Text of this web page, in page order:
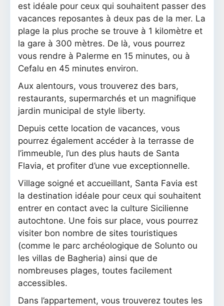
est idéale pour ceux qui souhaitent passer des
vacances reposantes à deux pas de la mer. La
plage la plus proche se trouve à 1 kilomètre et
la gare à 300 mètres. De là, vous pourrez
vous rendre à Palerme en 15 minutes, ou à
Cefalu en 45 minutes environ.
Aux alentours, vous trouverez des bars,
restaurants, supermarchés et un magnifique
jardin municipal de style liberty.
Depuis cette location de vacances, vous
pourrez également accéder à la terrasse de
l’immeuble, l’un des plus hauts de Santa
Flavia, et profiter d’une vue exceptionnelle.
Village soigné et accueillant, Santa Favia est
la destination idéale pour ceux qui souhaitent
entrer en contact avec la culture Sicilienne
autochtone. Une fois sur place, vous pourrez
visiter bon nombre de sites touristiques
(comme le parc archéologique de Solunto ou
les villas de Bagheria) ainsi que de
nombreuses plages, toutes facilement
accessibles.
Dans l’appartement, vous trouverez toutes les